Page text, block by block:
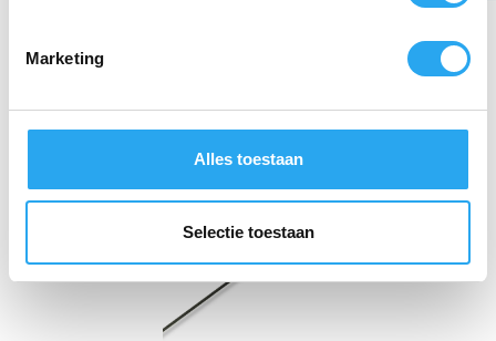
t
Marketing
Alles toestaan
Selectie toestaan